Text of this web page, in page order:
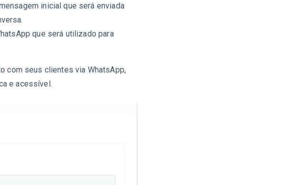
inicial que será enviada
que será utilizado para
com seus clientes via WhatsApp,
e acessível.